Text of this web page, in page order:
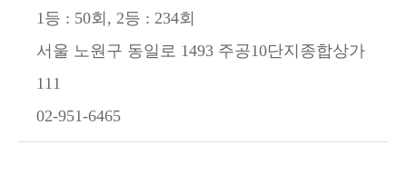
1등 : 50회, 2등 : 234회
서울 노원구 동일로 1493 주공10단지종합상가
111
02-951-6465